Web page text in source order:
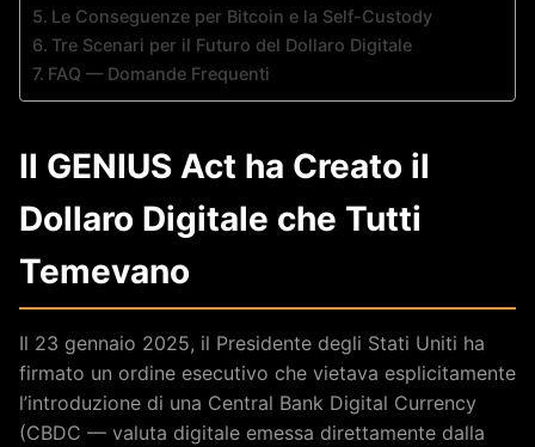
Le Conseguenze per Bitcoin e la Self-Custody
Tre Scenari per il Futuro del Dollaro Digitale
FAQ — Domande Frequenti
Il GENIUS Act ha Creato il
Dollaro Digitale che Tutti
Temevano
Il 23 gennaio 2025, il Presidente degli Stati Uniti ha
firmato un ordine esecutivo che vietava esplicitamente
l’introduzione di una Central Bank Digital Currency
(CBDC — valuta digitale emessa direttamente dalla